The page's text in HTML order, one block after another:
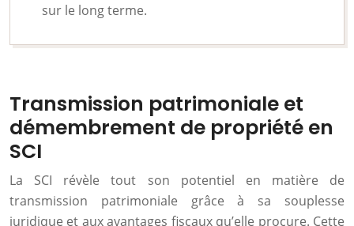
sur le long terme.
Transmission patrimoniale et
démembrement de propriété en
SCI
La SCI révèle tout son potentiel en matière de
transmission patrimoniale grâce à sa souplesse
juridique et aux avantages fiscaux qu’elle procure. Cette